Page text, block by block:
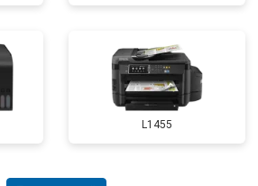
L1455